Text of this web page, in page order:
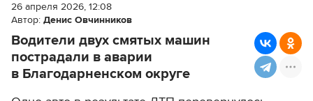
26 апреля 2026, 12:08
Автор: Денис Овчинников
Водители двух смятых машин
пострадали в аварии
в Благодарненском округе